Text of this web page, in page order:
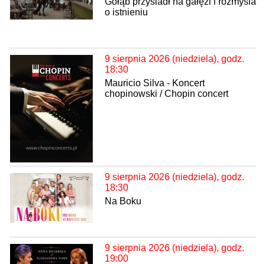
o istnieniu
9 sierpnia 2026 (niedziela), godz.
18:30
Mauricio Silva - Koncert
chopinowski / Chopin concert
9 sierpnia 2026 (niedziela), godz.
18:30
Na Boku
9 sierpnia 2026 (niedziela), godz.
19:00